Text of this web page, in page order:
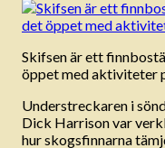
Skifsen är ett
öppet med aktiviteter
Understreckaren i
Dick Harrison var
hur skogsfinnarna